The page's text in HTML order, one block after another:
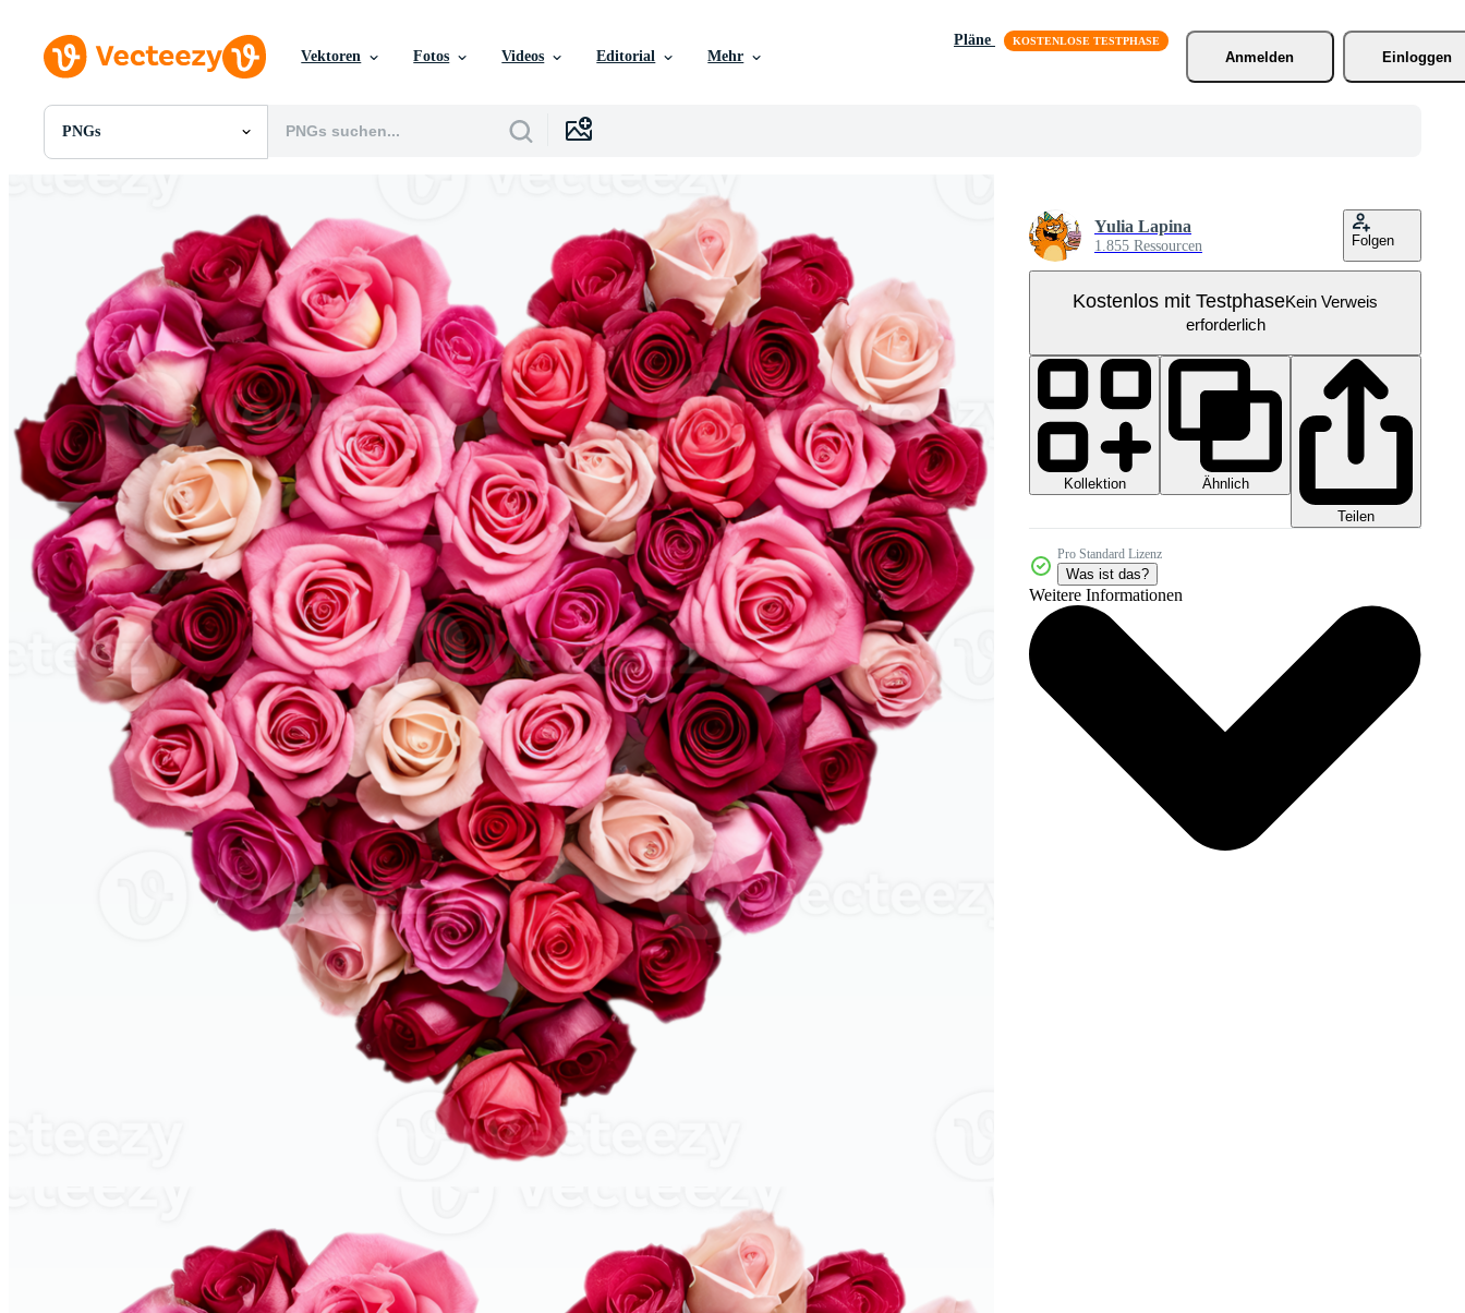
Vektoren Fotos Videos Editorial Mehr
Pläne
Anmelden
Einloggen
PNGs
Alle Bilder
Vorlagen
Vektoren
Videos
Motion Graphics
Redaktionelle Bilder
Redaktionelle Ereignisse
Yulia Lapina
1.855 Ressourcen Folgen
Kostenlos mit TestphaseKein Verweis
erforderlich
Kollektion
Ähnlich
Teilen
Pro Standard Lizenz
Was ist das?
Weitere Informationen